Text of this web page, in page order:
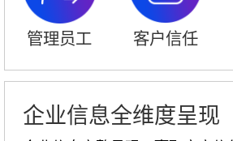
管理员工 客户信任
企业信息全维度呈现